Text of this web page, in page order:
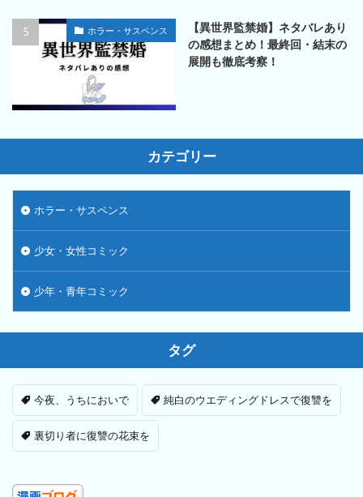
ホラー・サスペンス
【異世界監禁婚】ネタバレあり
の感想まとめ！最終回・結末の
展開も徹底考察！
カテゴリー
ホラー・サスペンス
少女・女性コミック
少年・青年コミック
タグ
今夜、うちにおいで 純白のウエディングドレスで復讐を
裏切り者に復讐の花束を